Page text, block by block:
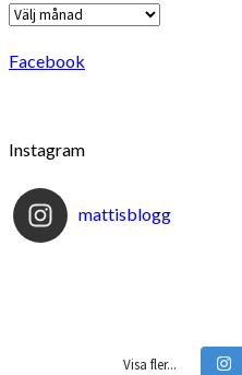
Arkiv
Facebook
Instagram
mattisblogg
Visa fler...